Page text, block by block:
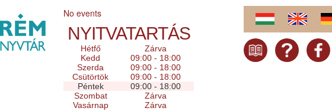
No events
NYITVATARTÁS
Hétfő
Zárva
Kedd
09:00 - 18:00
Szerda
09:00 - 18:00
Csütörtök
09:00 - 18:00
Péntek
09:00 - 18:00
Szombat
Zárva
Vasárnap
Zárva